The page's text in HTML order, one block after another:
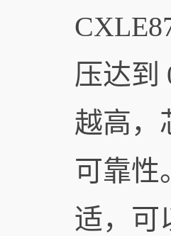
压达到
越高，
可靠性
适，可